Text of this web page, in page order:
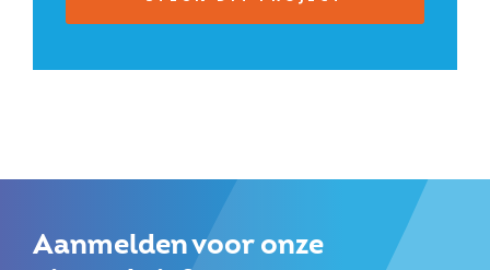
Aanmelden voor onze